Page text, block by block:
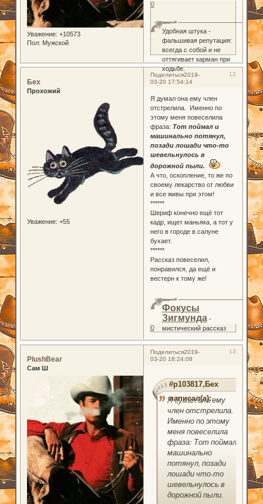
Уважение: +10573
Пол: Мужской
Удобная штука -
фальшивая репутация:
всегда с собой и не
оттягивает карман при
ходьбе.
0
Поделиться 12
2019-
03-20 17:54:14
Бех
Прохожий
Уважение: +55
Я думал она ему член
отстрелила. Именно по
этому меня повеселила
фраза: Тот поймал и
машинально потянул,
позади лошади что-то
шевельнулось в
дорожной пыли.
А что, оскопление, то же по
своему лекарство от любви
и все живы при этом!
******
Шериф конечно ещё тот
кадр, ищет маньяка, а тот у
него в городе в салуне
бухает.
******
Рассказ повеселил,
понравился, да ещё и
вестерн к тому же!
Фокусы
Зигмунда-
мистический рассказ
0
Поделиться 13
2019-
03-20 18:24:08
PlushBear
Сам Ш
#p103817,Бех
написал(а):
Я думал она ему
член отстрелила.
Именно по этому
меня повеселила
фраза: Тот поймал и
машинально
потянул, позади
лошади что-то
шевельнулось в
дорожной пыли.